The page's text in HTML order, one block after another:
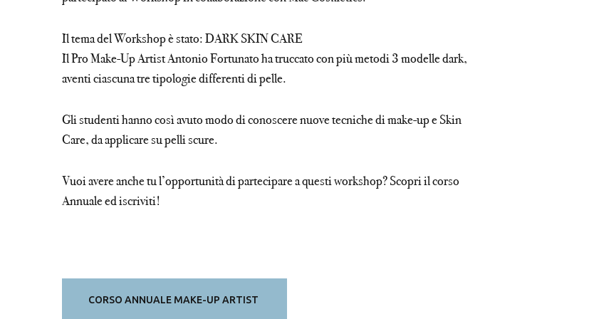
Il tema del Workshop è stato: DARK SKIN CARE
Il Pro Make-Up Artist Antonio Fortunato ha truccato con più metodi 3 modelle dark,
aventi ciascuna tre tipologie differenti di pelle.
Gli studenti hanno così avuto modo di conoscere nuove tecniche di make-up e Skin
Care, da applicare su pelli scure.
Vuoi avere anche tu l’opportunità di partecipare a questi workshop? Scopri il corso
Annuale ed iscriviti!
CORSO ANNUALE MAKE-UP ARTIST